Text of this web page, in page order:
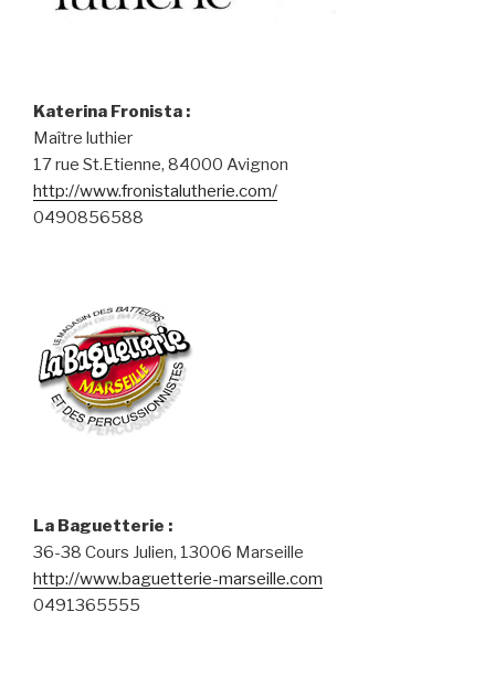
Katerina Fronista :
Maître luthier
17 rue St.Etienne, 84000 Avignon
http://www.fronistalutherie.com/
0490856588
La Baguetterie :
36-38 Cours Julien, 13006 Marseille
http://www.baguetterie-marseille.com
0491365555